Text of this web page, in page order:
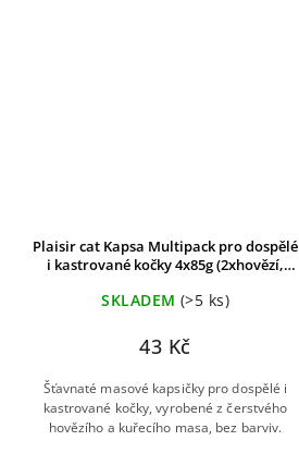
Plaisir cat Kapsa Multipack pro dospělé
i kastrované kočky 4x85g (2xhovězí,
SKLADEM (>5 ks)
43 Kč
Šťavnaté masové kapsičky pro dospělé i
kastrované kočky, vyrobené z čerstvého
hovězího a kuřecího masa, bez barviv.